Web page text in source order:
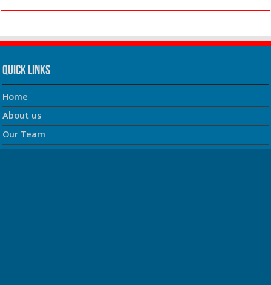
Quick Links
Home
About us
Our Team
Privacy Policy